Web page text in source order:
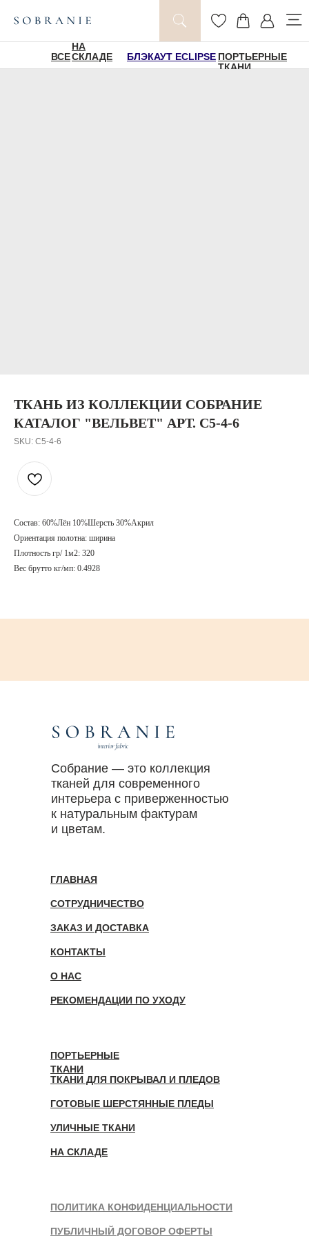
ВСЕ
НА
СКЛАДЕ
БЛЭКАУТ ECLIPSE ПОРТЬЕРНЫЕ
ТКАНИ
ТКАНЬ ИЗ КОЛЛЕКЦИИ СОБРАНИЕ
КАТАЛОГ "ВЕЛЬВЕТ" АРТ. C5-4-6
SKU: C5-4-6
Состав: 60%Лён 10%Шерсть 30%Акрил
Ориентация полотна: ширина
Плотность гр/ 1м2: 320
Вес брутто кг/мп: 0.4928
Собрание — это коллекция
тканей для современного
интерьера с приверженностью
к натуральным фактурам
и цветам.
ГЛАВНАЯ
СОТРУДНИЧЕСТВО
ЗАКАЗ И ДОСТАВКА
КОНТАКТЫ
О НАС
ПОЛИТИКА КОНФИДЕНЦИАЛЬНОСТИ
ПОРТЬЕРНЫЕ
ТКАНИ
ТКАНИ ДЛЯ ПОКРЫВАЛ И ПЛЕДОВ
ГОТОВЫЕ ШЕРСТЯННЫЕ ПЛЕДЫ
УЛИЧНЫЕ ТКАНИ
НА СКЛАДЕ
РЕКОМЕНДАЦИИ ПО УХОДУ
ПУБЛИЧНЫЙ ДОГОВОР ОФЕРТЫ